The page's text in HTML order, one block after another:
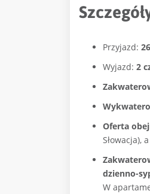
Przyjazd:
Wyjazd: 2
Oferta
Słowacja),
dzienno-
W